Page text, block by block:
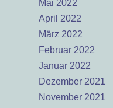
Mai 2022
April 2022
März 2022
Februar 2022
Januar 2022
Dezember 2021
November 2021